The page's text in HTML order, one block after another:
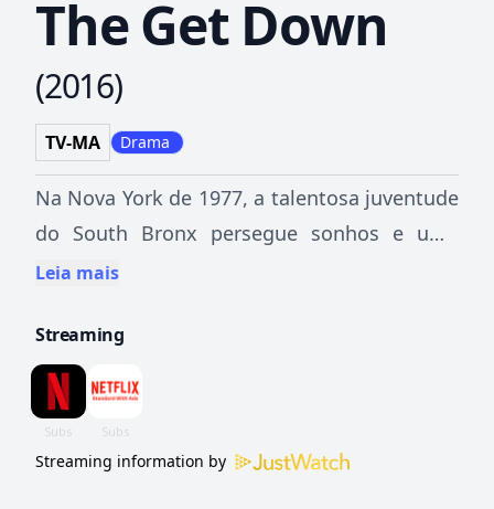
The Get Down
(2016)
TV-MA Drama
Na Nova York de 1977, a talentosa juventude
do South Bronx persegue sonhos e uma
nova forma de expressão que mudará a
Leia mais
Streaming
Streaming information by